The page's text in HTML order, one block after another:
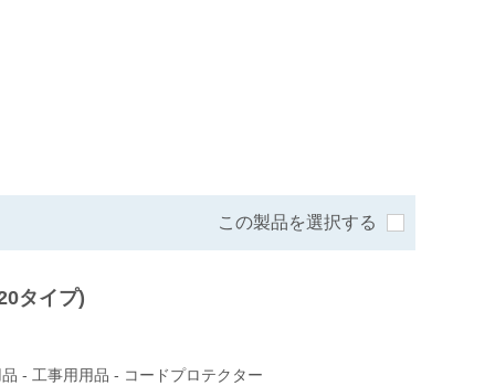
この製品を選択する
タイプ)
- 工事用用品 - コードプロテクター